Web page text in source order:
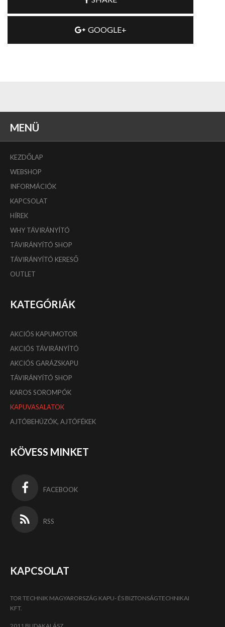
GOOGLE+
MENÜ
KEZDŐLAP
WEBSHOP
INFORMÁCIÓK
KAPCSOLAT
HÍREK
WHY TÁVIRÁNYÍTÓ
TÁVIRÁNYÍTÓ SHOP
TÁVIRÁNYÍTÓ KERESŐ
OUTLET
KATEGÓRIÁK
AKCIÓS KAPUMOTOR
AKCIÓS TÁVIRÁNYÍTÓ
AKCIÓS GARÁZSKAPU
TÁVIRÁNYÍTÓ SHOP
KAROS SOROMPÓK
KAPUVASALATOK
AJTÓBEHÚZÓK, AJTÓFÉKEK
KÖVESS MINKET
FACEBOOK
RSS
KAPCSOLAT
TOR TECHNIK MAGYARORSZÁG KAPU- ÉS BIZTONSÁGTECHNIKAI
KFT.